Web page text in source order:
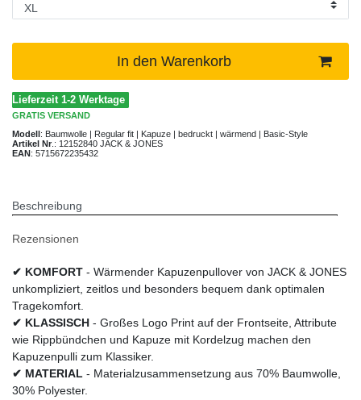
In den Warenkorb
Lieferzeit 1-2 Werktage
GRATIS VERSAND
Modell: Baumwolle | Regular fit | Kapuze | bedruckt | wärmend | Basic-Style
Artikel Nr .: 12152840 JACK & JONES
EAN: 5715672235432
Beschreibung
Rezensionen
✔ KOMFORT - Wärmender Kapuzenpullover von JACK & JONES
unkompliziert, zeitlos und besonders bequem dank optimalen
Tragekomfort.
✔ KLASSISCH - Großes Logo Print auf der Frontseite, Attribute
wie Rippbündchen und Kapuze mit Kordelzug machen den
Kapuzenpulli zum Klassiker.
✔ MATERIAL - Materialzusammensetzung aus 70% Baumwolle,
30% Polyester.